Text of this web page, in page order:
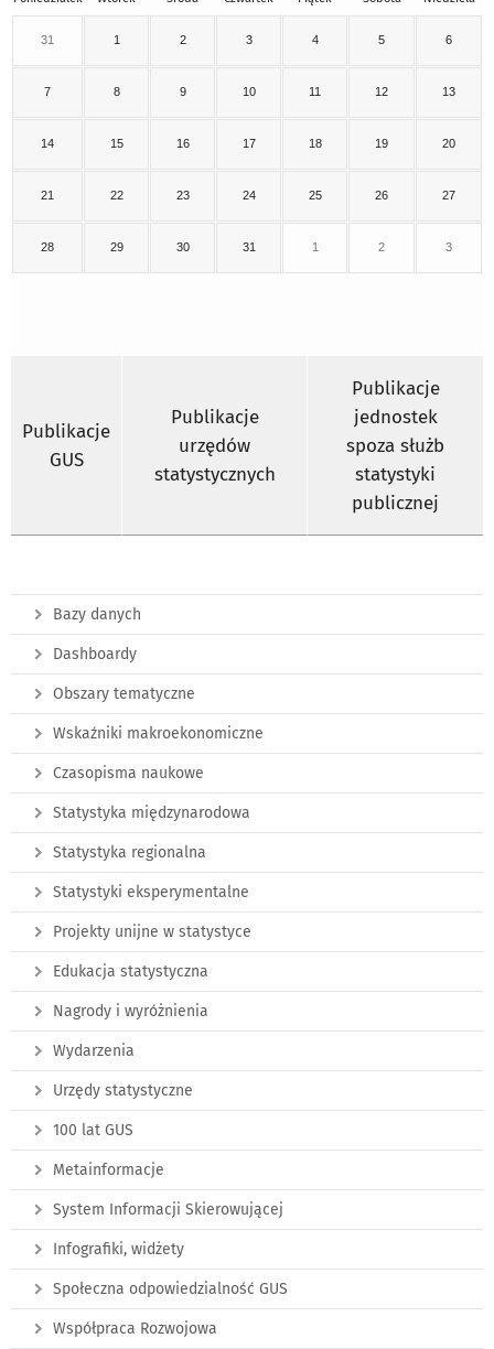
31 1 2 3 4 5 6
7 8 9 10 11 12 13
14 15 16 17 18 19 20
21 22 23 24 25 26 27
28 29 30 31 1 2 3
Publikacje
GUS
Publikacje
urzędów
statystycznych
Publikacje
jednostek
spoza służb
statystyki
publicznej
Bazy danych
Dashboardy
Obszary tematyczne
Wskaźniki makroekonomiczne
Czasopisma naukowe
Statystyka międzynarodowa
Statystyka regionalna
Statystyki eksperymentalne
Projekty unijne w statystyce
Edukacja statystyczna
Nagrody i wyróżnienia
Wydarzenia
Urzędy statystyczne
100 lat GUS
Metainformacje
System Informacji Skierowującej
Infografiki, widżety
Społeczna odpowiedzialność GUS
Współpraca Rozwojowa